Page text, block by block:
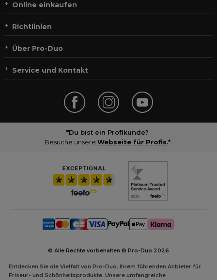
Online einkaufen
Richtlinien
Über Pro-Duo
Service und Kontakt
*Du bist ein Profikunde?
Besuche unsere Webseite für Profis.*
© Alle Rechte vorbehalten © Pro-Duo 2026
Entdecken Sie die Vielfalt von Pro-Duo, Ihrem führenden Anbieter für
Friseur- und Schönheitsprodukte. Unsere umfangreiche